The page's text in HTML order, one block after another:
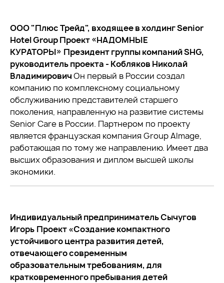
ООО "Плюс Трейд", входящее в холдинг Senior
Hotel Group Проект «НАДОМНЫЕ
КУРАТОРЫ» Президент группы компаний SHG,
руководитель проекта - Кобляков Николай
ВладимировичОн первый в России создал
компанию по комплексному социальному
обслуживанию представителей старшего
поколения, направленную на развитие системы
Senior Care в России. Партнером по проекту
является французская компания Group Almage,
работающая по тому же направлению. Имеет два
высших образования и диплом высшей школы
экономики.
Индивидуальный предприниматель Сычугов
Игорь Проект «Создание компактного
устойчивого центра развития детей,
отвечающего современным
образовательным требованиям, для
кратковременного пребывания детей